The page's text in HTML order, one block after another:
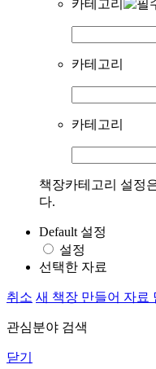
카테고리
카테고리
카테고리
책장카테고리 설정
다.
Default 설정
설정
선택한 자료
취소 새 책장 만들어 자료
관심분야 검색
닫기